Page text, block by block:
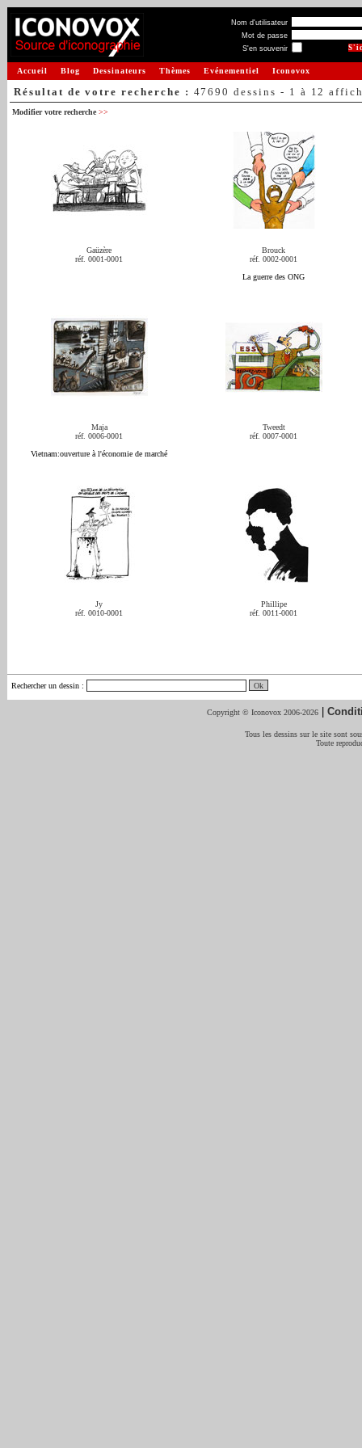
Nom d'utilisateur
Mot de passe
S'en souvenir
Accueil Blog Dessinateurs Thèmes Evénementiel Iconovox
Résultat de votre recherche : 47690 dessins - 1 à 12
Modifier votre recherche >>
Gaüzère
réf. 0001-0001
Brouck
réf. 0002-0001
La guerre des ONG
Maja
réf. 0006-0001
Vietnam:ouverture à l'économie de marché
Tweedt
réf. 0007-0001
Jy
réf. 0010-0001
Phillipe
réf. 0011-0001
Rechercher un dessin :
Copyright © Iconovox 2006-2026 |
Tous les dessins sur le site sont
Toute